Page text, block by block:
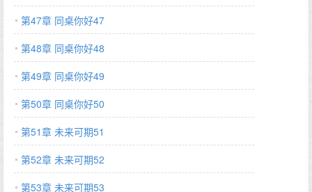
第47章 同桌你好47
第48章 同桌你好48
第49章 同桌你好49
第50章 同桌你好50
第51章 未来可期51
第52章 未来可期52
第53章 未来可期53